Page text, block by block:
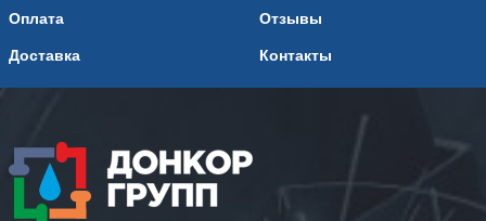
Оплата
Доставка
Отзывы
Контакты